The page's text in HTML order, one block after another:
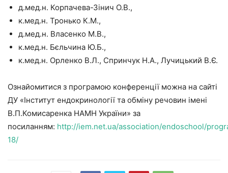
д.мед.н. Корпачева-Зінич О.В.,
к.мед.н. Тронько К.М.,
д.мед.н. Власенко М.В.,
к.мед.н. Бєльчина Ю.Б.,
к.мед.н. Орленко В.Л., Спринчук Н.А., Лучицький В.Є.
Ознайомитися з програмою конференції можна на сайті
ДУ «Інститут ендокринології та обміну речовин імені
В.П.Комисаренка НАМН України» за
посиланням: http://iem.net.ua/association/endoschool/
18/